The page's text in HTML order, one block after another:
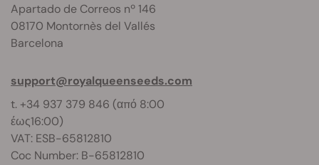
Apartado de Correos nº 146
08170 Montornès del Vallés
Barcelona
support@royalqueenseeds.com
t. +34 937 379 846 (από 8:00
έως16:00)
VAT: ESB-65812810
Coc Number: B-65812810